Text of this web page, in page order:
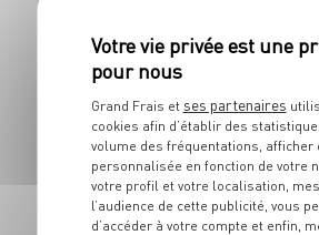
Grand Frais et ses partenaires
cookies afin d’établir des
volume des fréquentations, afficher
personnalisée en fonction de votre
votre profil et votre localisation,
l’audience de cette publicité, vous
d’accéder à votre compte et enfin,